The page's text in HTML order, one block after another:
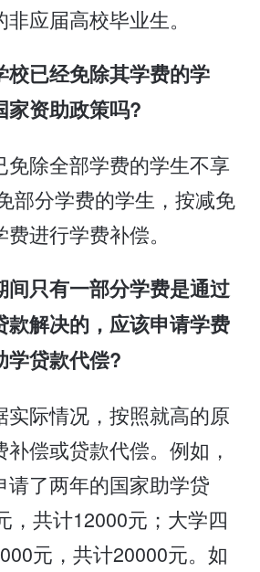
应届高校毕业生。
校已经免除其学费的学
家资助政策吗?
免除全部学费的学生不享
部分学费的学生，按减免
进行学费补偿。
间只有一部分学费是通过
款解决的，应该申请学费
学贷款代偿?
实际情况，按照就高的原
偿或贷款代偿。例如，
请了两年的国家助学贷
，共计12000元；大学四
元，共计20000元。如